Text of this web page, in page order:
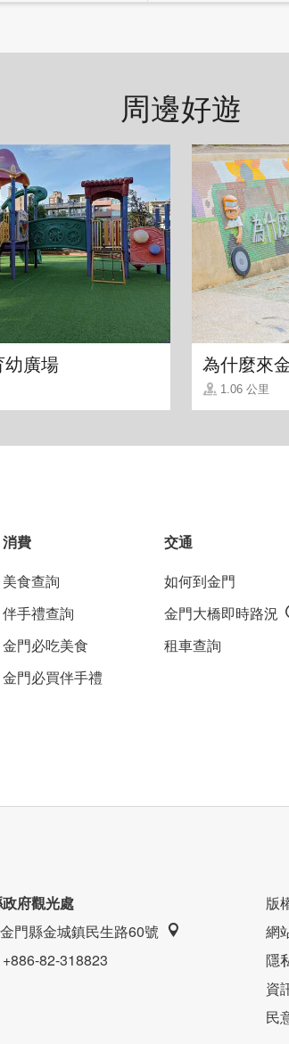
是受歡迎的「侘寂感」氛圍，不過度
周邊好遊
幼廣場 為什麼來
1.06 公里
消費
美食查詢
伴手禮查詢
金門必吃美食
金門必買伴手禮
交通
如何到金門
金門大橋即時路況
租車查詢
府觀光處
門縣金城鎮民生路60號
82-318823
版
網
隱
資
民